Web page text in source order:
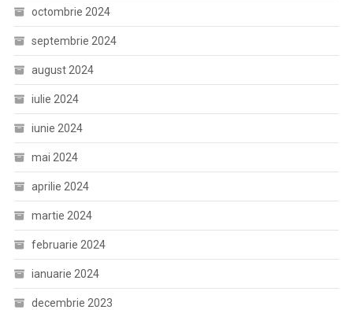
octombrie 2024
septembrie 2024
august 2024
iulie 2024
iunie 2024
mai 2024
aprilie 2024
martie 2024
februarie 2024
ianuarie 2024
decembrie 2023